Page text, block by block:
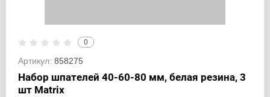
0
Артикул: 858275
Набор шпателей 40-60-80 мм, белая резина, 3
шт Matrix